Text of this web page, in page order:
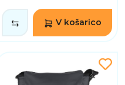
V košarico